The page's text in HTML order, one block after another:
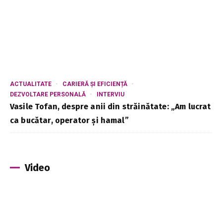
ACTUALITATE
CARIERĂ ȘI EFICIENȚĂ
DEZVOLTARE PERSONALĂ
INTERVIU
Vasile Tofan, despre anii din străinătate: „Am lucrat
ca bucătar, operator și hamal”
Video